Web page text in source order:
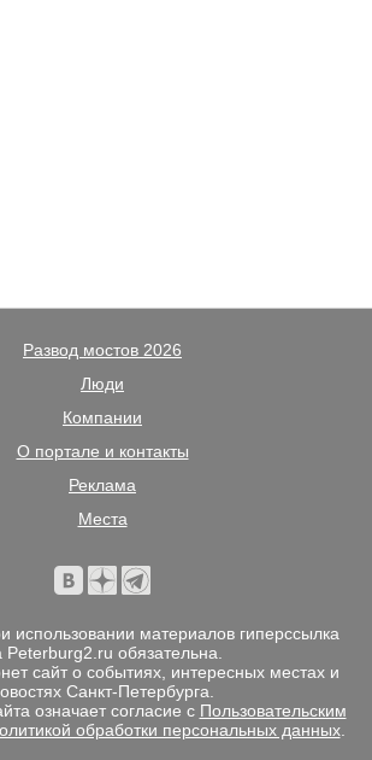
Развод мостов 2026
Люди
Компании
О портале и контакты
Реклама
Места
использовании материалов гиперссылка
Peterburg2.ru обязательна.
сайт о событиях, интересных местах и
Санкт-Петербурга.
означает согласие с Пользовательским
обработки персональных данных.